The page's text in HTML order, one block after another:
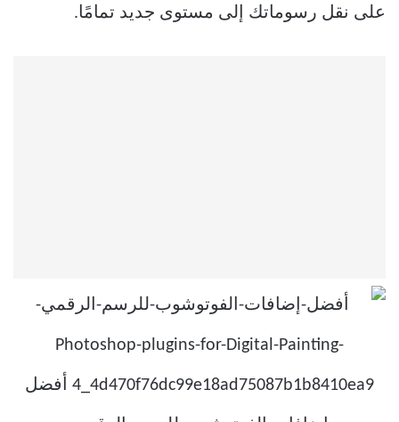
على نقل رسوماتك إلى مستوى جديد تمامًا.